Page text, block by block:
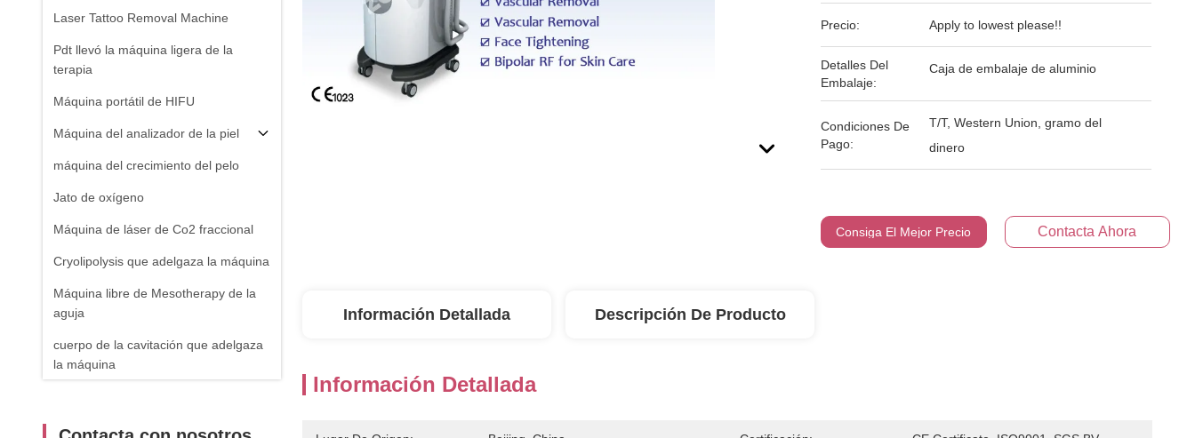
Laser Tattoo Removal Machine
Pdt llevó la máquina ligera de la
terapia
Máquina portátil de HIFU
Máquina del analizador de la piel
máquina del crecimiento del pelo
Jato de oxígeno
Máquina de láser de Co2 fraccional
Cryolipolysis que adelgaza la máquina
Máquina libre de Mesotherapy de la
aguja
cuerpo de la cavitación que adelgaza
la máquina
Precio: Apply to lowest please!!
Detalles Del
Embalaje:
Caja de embalaje de aluminio
Condiciones De
Pago:
T/T, Western Union, gramo del
dinero
Consiga El Mejor Precio Contacta Ahora
Información Detallada Descripción De Producto
Información Detallada